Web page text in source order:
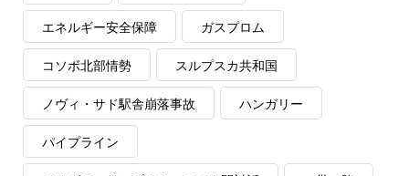
エネルギー安全保障 ガスプロム
コソボ北部情勢 スルプスカ共和国
ノヴィ・サド駅舎崩落事故 ハンガリー
パイプライン